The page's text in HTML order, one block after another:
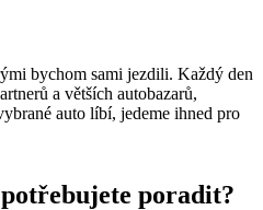
bychom sami jezdili. Každý den
a větších autobazarů,
auto líbí, jedeme ihned pro
poradit?